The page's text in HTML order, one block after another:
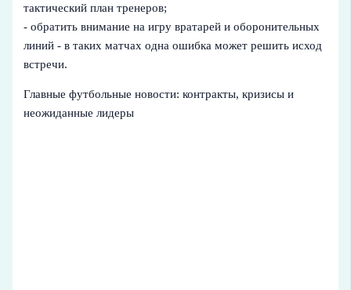
тактический план тренеров;
- обратить внимание на игру вратарей и оборонительных
линий - в таких матчах одна ошибка может решить исход
встречи.
Главные футбольные новости: контракты, кризисы и
неожиданные лидеры